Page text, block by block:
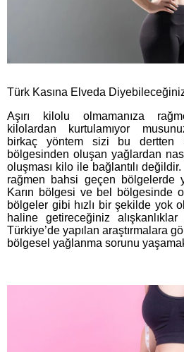
Türk Kasına Elveda
Aşırı kilolu olmamanıza
kilolardan kurtulamıyor
birkaç yöntem sizi bu dertten
bölgesinden oluşan yağlardan
oluşması kilo ile bağlantılı
rağmen bahsi geçen bölgelerde
Karın bölgesi ve bel bölgesinde
bölgeler gibi hızlı bir şekilde yok
haline getireceğiniz
Türkiye’de yapılan araştırmalara
bölgesel yağlanma sorunu